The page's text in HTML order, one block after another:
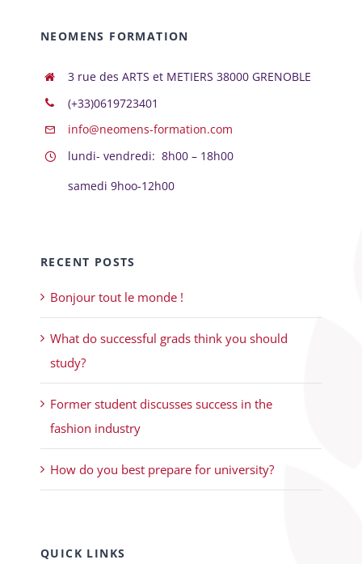
NEOMENS FORMATION
3 rue des ARTS et METIERS 38000 GRENOBLE
(+33)0619723401
info@neomens-formation.com
lundi- vendredi: 8h00 – 18h00
samedi 9hoo-12h00
RECENT POSTS
Bonjour tout le monde !
What do successful grads think you should
study?
Former student discusses success in the
fashion industry
How do you best prepare for university?
QUICK LINKS